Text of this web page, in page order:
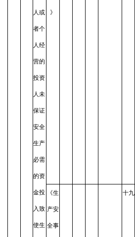
人或
者个
人经
营的
投资
人未
保证
安全
生产
必需
的资
金投
入致
使生
》
《生
产安
全事
十九